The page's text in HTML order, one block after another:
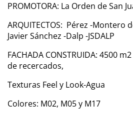
PROMOTORA: La Orden de San
ARQUITECTOS: Pérez -Montero
Javier Sánchez -Dalp -JSDALP
FACHADA CONSTRUIDA: 4500
de recercados,
Texturas Feel y Look-Agua
Colores: M02, M05 y M17